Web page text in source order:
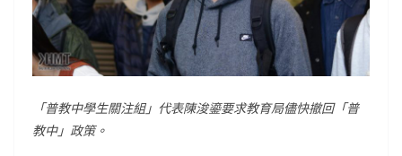
「普教中學生關注組」代表陳浚鎏要求教育局儘快撤回「普
教中」政策。